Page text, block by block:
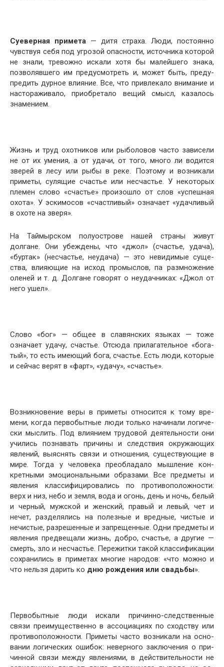
Суеверная примета — дитя страха. Люди, постоянно
чувствуя себя под угрозой опасности, источника которой
не знали, тревожно искали хотя бы малейшего знака,
позволявшего им предусмотреть и, может быть, преду­
предить дурное влияние. Все, что привлекало внимание и
настораживало, приобретало вещий смысл, казалось
знамением.
Жизнь и труд охотников или рыболовов часто зави­сели
не от их умения, а от удачи, от того, много ли водится
зверей в лесу или рыбы в реке. Поэтому и возни­кали
приметы, сулящие счастье или несчастье. У неко­торых
племен слово «счастье» произошло от слов «ус­пешная
охота». У эскимосов «счастливый» означает «удачливый
в охоте на зверя».
На Таймырском полуострове нашей страны живут
долгане. Они убеждены, что «джол» (счастье, удача),
«буртак» (несчастье, неудача) — это невидимые суще­
ства, влияющие на исход промыслов, па размножение
оленей и т. д. Долгане говорят о неудачниках: «Джол от
него ушел».
Слово «бог» — общее в славянских языках — тоже
означает удачу, счастье. Отсюда прилагательное «бога­
тый», то есть имеющий бога, счастье. Есть люди, кото­рые
и сейчас верят в «фарт», «удачу», «счастье».
Возникновение веры в приметы относится к тому вре­
мени, когда первобытные люди только начинали логиче­
ски мыслить. Под влиянием трудовой деятельности они
учились познавать причины и следствия окружающих
явлений, выяснять связи и отношения, существующие в
мире. Тогда у человека преобладало мышление кон­
кретными эмоциональными образами. Все предметы и
явления классифицировались по противоположности:
верх и низ, небо и земля, вода и огонь, день и ночь, бе­лый
и черный, мужской и женский, правый и левый, чет и
нечет, разделялись на полезные и вредные, чистые и
нечистые, разрешенные и запрещенные. Одни предметы и
явления предвещали жизнь, добро, счастье, а другие —
смерть, зло и несчастье. Пережитки такой классифика­ции
сохранились в приметах многие народов: «что мож­но и
что нельзя дарить ко дню рождения или свадьбы».
Первобытные люди искали причинно-следственные
связи преимущественно в ассоциациях по сходству или
противоположности. Приметы часто возникали на осно­
вании логических ошибок: неверного заключения о при­
чинной связи между явлениями, в действительности не